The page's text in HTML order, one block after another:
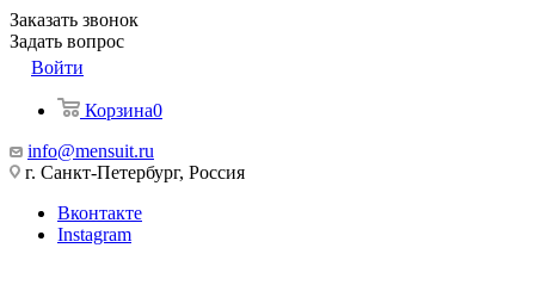
Заказать звонок
Задать вопрос
Войти
Корзина0
info@mensuit.ru
г. Санкт-Петербург, Россия
Вконтакте
Instagram